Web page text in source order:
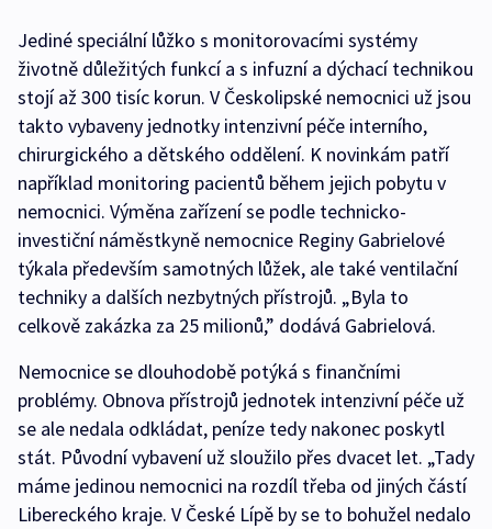
Jediné speciální lůžko s monitorovacími systémy
životně důležitých funkcí a s infuzní a dýchací technikou
stojí až 300 tisíc korun. V Českolipské nemocnici už jsou
takto vybaveny jednotky intenzivní péče interního,
chirurgického a dětského oddělení. K novinkám patří
například monitoring pacientů během jejich pobytu v
nemocnici. Výměna zařízení se podle technicko-
investiční náměstkyně nemocnice Reginy Gabrielové
týkala především samotných lůžek, ale také ventilační
techniky a dalších nezbytných přístrojů. „Byla to
celkově zakázka za 25 milionů,” dodává Gabrielová.
Nemocnice se dlouhodobě potýká s finančními
problémy. Obnova přístrojů jednotek intenzivní péče už
se ale nedala odkládat, peníze tedy nakonec poskytl
stát. Původní vybavení už sloužilo přes dvacet let. „Tady
máme jedinou nemocnici na rozdíl třeba od jiných částí
Libereckého kraje. V České Lípě by se to bohužel nedalo